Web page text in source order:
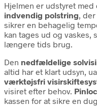
Hjelmen er udstyret med
indvendig polstring,
sikrer en behagelig
kan tages ud og vaskes,
længere tids brug.
Den nedfældelige
altid har et klart udsyn,
værktøjsfri
visiret efter behov.
kassen for at sikre en